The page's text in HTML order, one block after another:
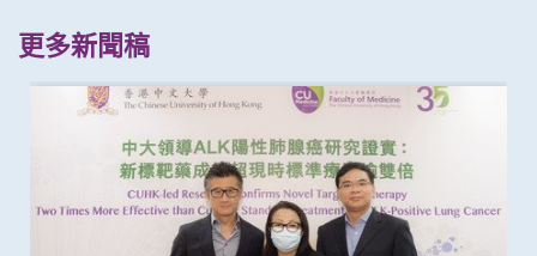
更多新聞稿